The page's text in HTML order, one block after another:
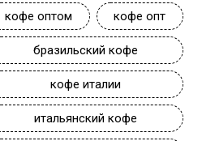
кофе оптом кофе опт
бразильский кофе
кофе италии
итальянский кофе